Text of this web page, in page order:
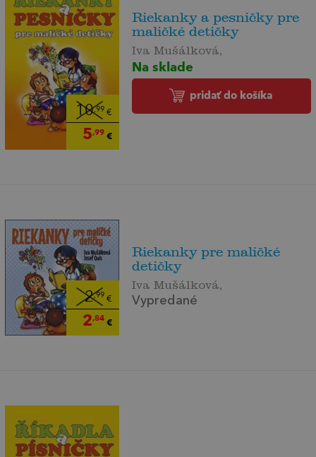
10,99 €
5,99€
Riekanky a pesničky pre
maličké detičky
Iva Mušálková,
Na sklade
pridať do košíka
2,99 €
2,84€
Riekanky pre maličké
detičky
Iva Mušálková,
Vypredané